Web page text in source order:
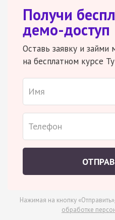
Получи
демо-доступ
Оставь заявку и займи
на бесплатном курсе
Нажимая на кнопку
обработке